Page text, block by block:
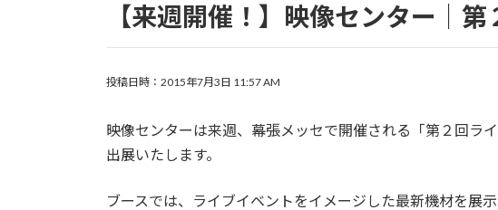
【来週開催！】映像センター│
投稿日時：2015年7月3日 11:57 AM
映像センターは来週、幕張メッセで開催される「第２回ラ
出展いたします。
ブースでは、ライブイベントをイメージした最新機材を展